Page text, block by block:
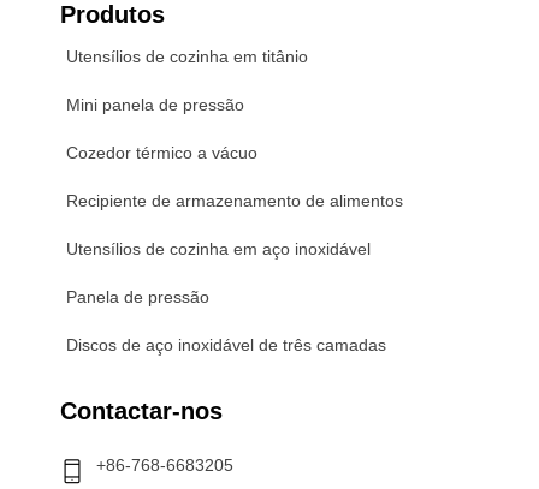
Produtos
Utensílios de cozinha em titânio
Mini panela de pressão
Cozedor térmico a vácuo
Recipiente de armazenamento de alimentos
Utensílios de cozinha em aço inoxidável
Panela de pressão
Discos de aço inoxidável de três camadas
Contactar-nos
+86-768-6683205